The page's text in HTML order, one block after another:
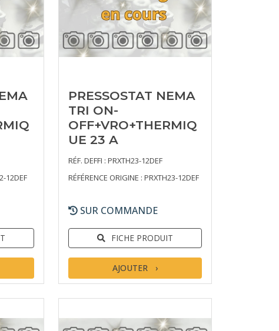
12DEF
PRESSOSTAT NEMA
TRI ON-
OFF+VRO+THERMIQ
UE 23 A
RÉF. DEFFI : PRXTH23-12DEF
RÉFÉRENCE ORIGINE : PRXTH23-12DEF
SUR COMMANDE
FICHE PRODUIT
AJOUTER